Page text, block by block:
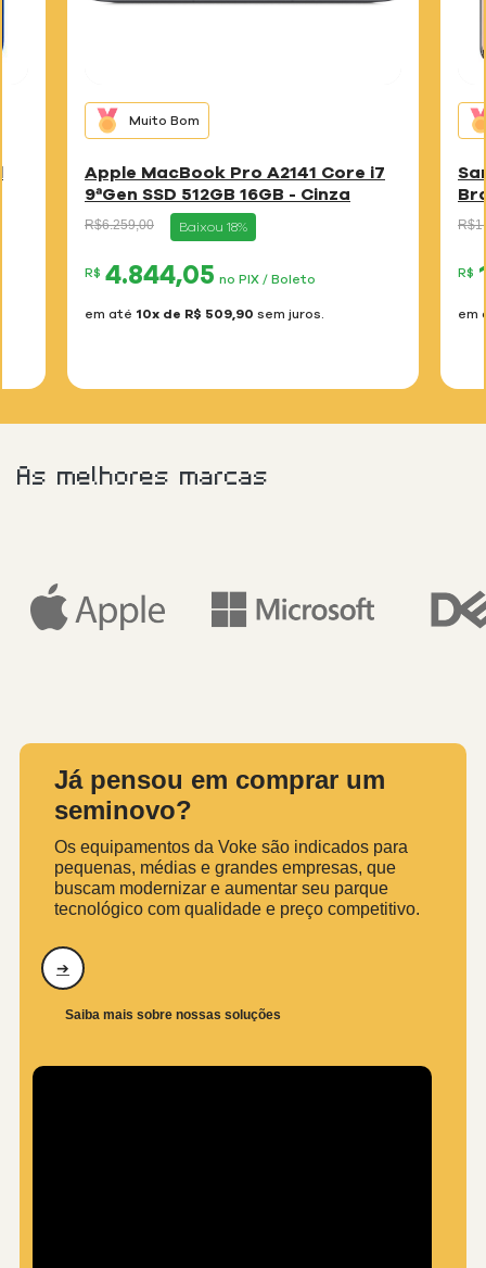
Muito Bom
Apple MacBook Pro A2141 Core i7
9ªGen SSD 512GB 16GB - Cinza
Espacial
Preço
R$6.259,00para Baixou 18%
R$ 4.844,05 no PIX / Boleto
em até 10x de R$ 509,90 sem juros.
R$
em
As melhores marcas
Já pensou em comprar um
seminovo?
Os equipamentos da Voke são indicados para
pequenas, médias e grandes empresas, que
buscam modernizar e aumentar seu parque
tecnológico com qualidade e preço competitivo.
➔
Saiba mais sobre nossas soluções